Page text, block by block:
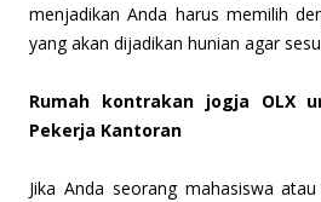
menjadikan Anda harus memilih
yang akan dijadikan hunian agar
Rumah kontrakan jogja OLX
Pekerja Kantoran
Jika Anda seorang mahasiswa